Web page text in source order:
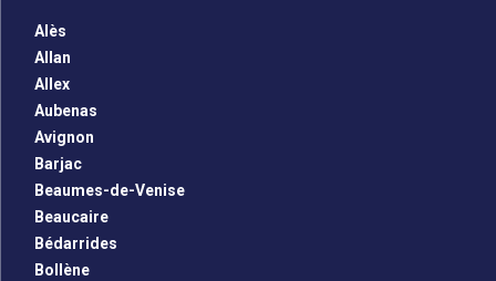
Alès
Allan
Allex
Aubenas
Avignon
Barjac
Beaumes-de-Venise
Beaucaire
Bédarrides
Bollène